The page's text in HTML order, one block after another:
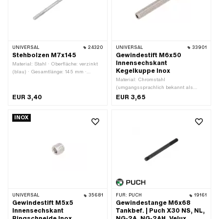
UNIVERSAL 24320
Stehbolzen M7x145
Material: Stahl · Oberfläche: verzinkt
(blau) · Gesamtlänge: 145 mm ·
· Gewindelänge: 25 mm ·
Gewindelänge: 85 mm
EUR 3,40
UNIVERSAL 33901
Gewindestift M6x50
Innensechskant
Kegelkuppe Inox
Material: Chromstahl
(umgangssprachlich bekannt als
Nirosta) · Antrieb: Innensechskant ·
Gesamtlänge: 50 mm · Gewindeart:
EUR 3,65
INOX
UNIVERSAL 35681
Gewindestift M5x5
Innensechskant
FÜR: PUCH 19161
Gewindestange M6x68
Tankbef. | Puch X30 NS, NL,